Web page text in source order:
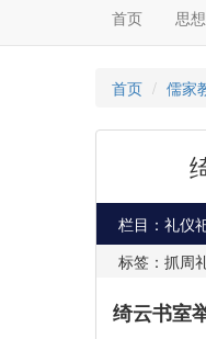
首页 思
首页 儒家
栏目：礼仪
标签：抓周
绮云书室